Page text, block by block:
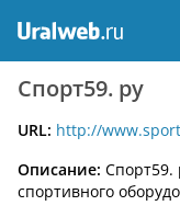
Спорт59. ру
URL: http://
Описание: Спорт59.
спортивного